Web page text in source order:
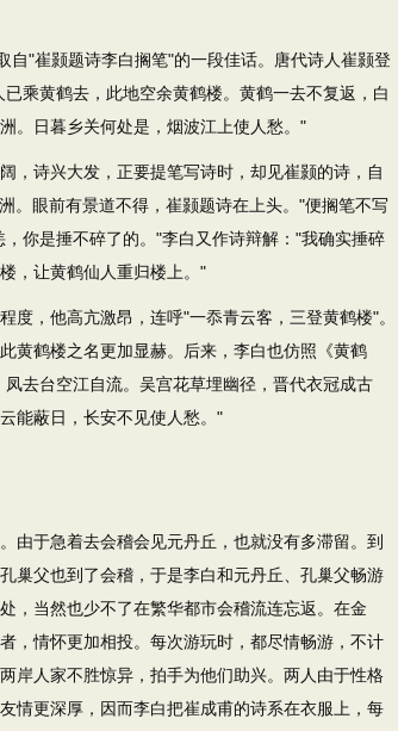
"崔颢题诗李白搁笔"的一段佳话。唐代诗人崔颢登
乘黄鹤去，此地空余黄鹤楼。黄鹤一去不复返，白
。日暮乡关何处是，烟波江上使人愁。"
诗兴大发，正要提笔写诗时，却见崔颢的诗，自
。眼前有景道不得，崔颢题诗在上头。"便搁笔不写
你是捶不碎了的。"李白又作诗辩解："我确实捶碎
，让黄鹤仙人重归楼上。"
，他高亢激昂，连呼"一忝青云客，三登黄鹤楼"。
黄鹤楼之名更加显赫。后来，李白也仿照《黄鹤
去台空江自流。吴宫花草埋幽径，晋代衣冠成古
能蔽日，长安不见使人愁。"
由于急着去会稽会见元丹丘，也就没有多滞留。到
巢父也到了会稽，于是李白和元丹丘、孔巢父畅游
，当然也少不了在繁华都市会稽流连忘返。在金
，情怀更加相投。每次游玩时，都尽情畅游，不计
岸人家不胜惊异，拍手为他们助兴。两人由于性格
情更深厚，因而李白把崔成甫的诗系在衣服上，每